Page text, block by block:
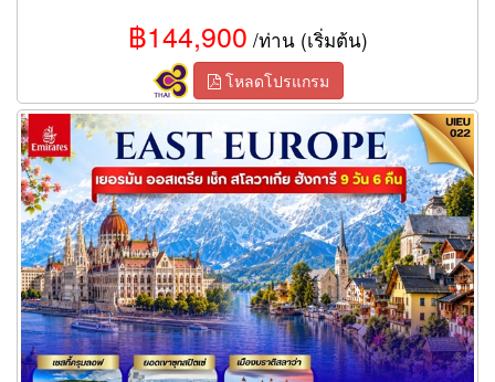
฿144,900 /ท่าน (เริ่มต้น)
โหลดโปรแกรม
ทัวร์ยุโรปตะวันออก Eastern Europe 9วัน 6คืน